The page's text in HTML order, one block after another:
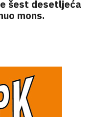
šest desetljeća
mons.